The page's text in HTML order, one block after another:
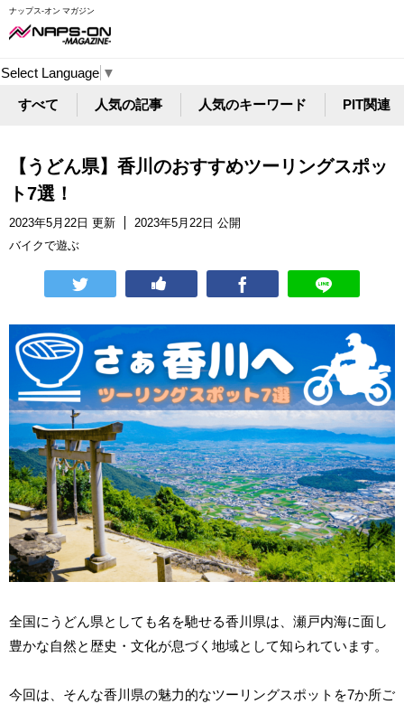
ナップス-オン マガジン
Select Language ▼
すべて 人気の記事 人気のキーワード PIT関連
【うどん県】香川のおすすめツーリングスポッ
ト7選！
2023年5月22日 更新
2023年5月22日 公開
バイクで遊ぶ
全国にうどん県としても名を馳せる香川県は、瀬戸内海に面し
豊かな自然と歴史・文化が息づく地域として知られています。
今回は、そんな香川県の魅力的なツーリングスポットを7か所ご